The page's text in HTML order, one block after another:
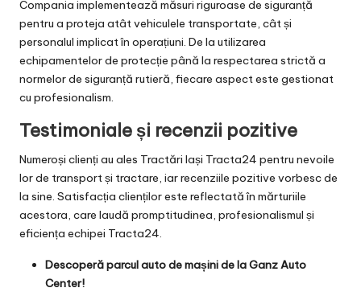
Compania implementează măsuri riguroase de siguranță
pentru a proteja atât vehiculele transportate, cât și
personalul implicat în operațiuni. De la utilizarea
echipamentelor de protecție până la respectarea strictă a
normelor de siguranță rutieră, fiecare aspect este gestionat
cu profesionalism.
Testimoniale și recenzii pozitive
Numeroși clienți au ales Tractări Iași Tracta24 pentru nevoile
lor de transport și tractare, iar recenziile pozitive vorbesc de
la sine. Satisfacția clienților este reflectată în mărturiile
acestora, care laudă promptitudinea, profesionalismul și
eficiența echipei Tracta24.
Descoperă parcul auto de mașini de la Ganz Auto
Center!